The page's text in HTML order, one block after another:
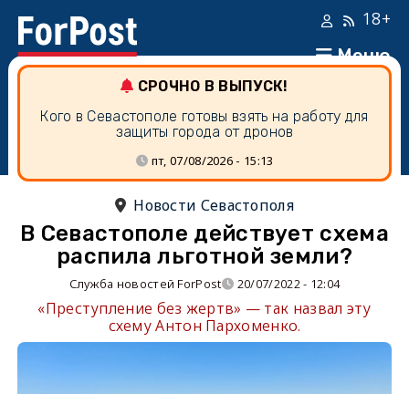
Меню
18+
СРОЧНО В ВЫПУСК!
Кого в Севастополе готовы взять на работу для
защиты города от дронов
пт, 07/08/2026 - 15:13
Новости Севастополя
В Севастополе действует схема
распила льготной земли?
Служба новостей ForPost 20/07/2022 - 12:04
«Преступление без жертв» — так назвал эту
схему Антон Пархоменко.